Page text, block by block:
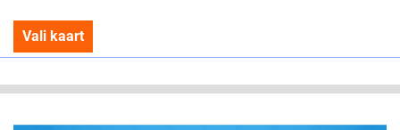
Vali kaart